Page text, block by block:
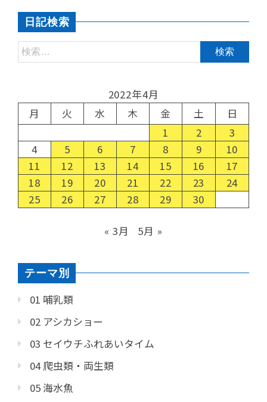
日記検索
2022年4月
月
火 水 木 金 土
日
1
2
3
4
5 6 7 8 9
10
11
12 13 14 15 16
17
18
19 20 21 22 23
24
25
26 27 28 29 30
« 3月 5月 »
テーマ別
01 哺乳類
02 アシカショー
03 セイウチふれあいタイム
04 爬虫類・両生類
05 海水魚